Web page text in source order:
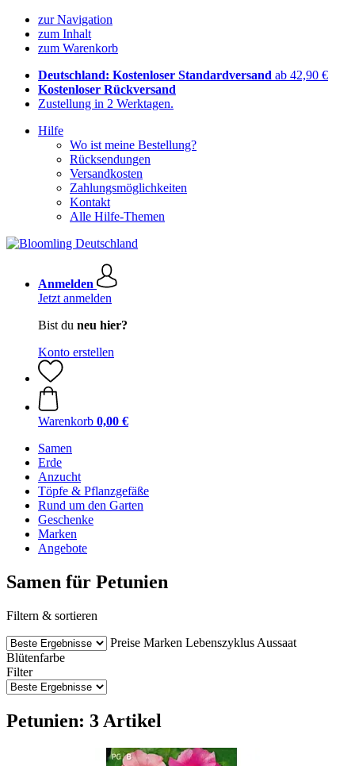
zur Navigation
zum Inhalt
zum Warenkorb
Deutschland: Kostenloser Standardversand ab 42,90 €
Kostenloser Rückversand
Zustellung in 2 Werktagen.
Hilfe
Wo ist meine Bestellung?
Rücksendungen
Versandkosten
Zahlungsmöglichkeiten
Kontakt
Alle Hilfe-Themen
Anmelden
Jetzt anmelden
Bist du neu hier?
Konto erstellen
Warenkorb 0,00 €
Samen
Erde
Anzucht
Töpfe & Pflanzgefäße
Rund um den Garten
Geschenke
Marken
Angebote
Samen für Petunien
Filtern & sortieren
Preise Marken Lebenszyklus Aussaat
Blütenfarbe
Filter
Petunien: 3 Artikel